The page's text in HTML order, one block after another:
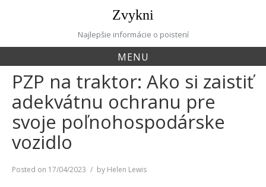
Zvykni
Najlepšie informácie o poistení
MENU
PZP na traktor: Ako si zaistiť
adekvátnu ochranu pre
svoje poľnohospodárske
vozidlo
Posted on 17/04/2023 by Helen Lewis